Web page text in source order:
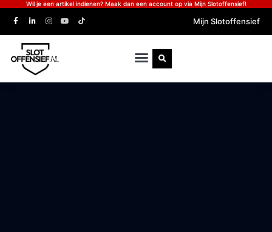
Wil je een artikel indienen? Maak dan een account op via Mijn Slotoffensief!
Mijn Slotoffensief